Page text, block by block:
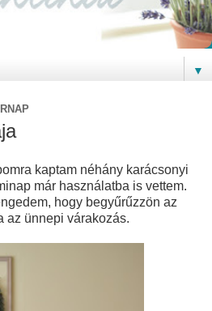
▼
kaptam néhány karácsonyi
már használatba is vettem.
hogy begyűrűzzön az
az ünnepi várakozás.